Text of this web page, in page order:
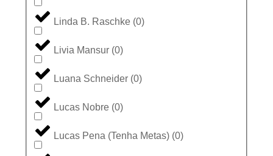
Linda B. Raschke (0)
Livia Mansur (0)
Luana Schneider (0)
Lucas Nobre (0)
Lucas Pena (Tenha Metas) (0)